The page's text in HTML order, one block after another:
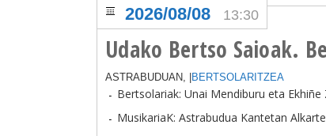
Udako Bertso Saioak.
2026/08/08 13:30
ASTRABUDUAN, | BERTSOLARITZEA
Bertsolariak: Unai Mendiburu eta Ekhiñe
MusikariaK: Astrabudua Kantetan